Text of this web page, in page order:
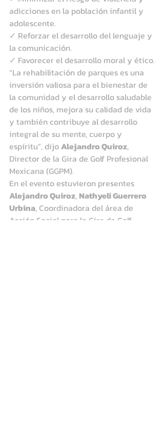
adicciones en la población infantil y
adolescente.
✓ Reforzar el desarrollo del lenguaje y
la comunicación.
✓ Favorecer el desarrollo moral y ético.
“La rehabilitación de parques es una
inversión valiosa para el bienestar de
la comunidad y el desarrollo saludable
de los niños, mejora su calidad de vida
y también contribuye al desarrollo
integral de su mente, cuerpo y
espíritu”, dijo Alejandro Quiroz,
Director de la Gira de Golf Profesional
Mexicana (GGPM).
En el evento estuvieron presentes
Alejandro Quiroz, Nathyeli Guerrero
Urbina, Coordinadora del área de
Acción Social para la Gira de Golf